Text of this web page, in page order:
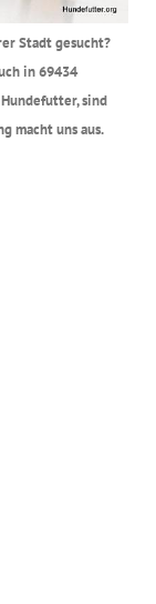
Stadt gesucht?
in 69434
sind
macht uns aus.